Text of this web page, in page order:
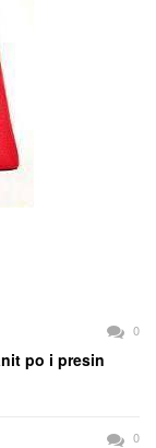
0
po i presin
0